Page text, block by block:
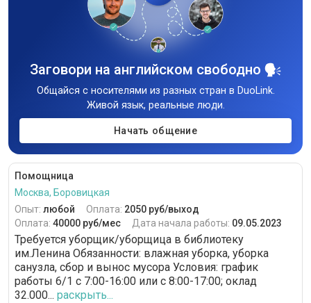
Заговори на английском свободно
Общайся с носителями из разных стран в DuoLink.
Живой язык, реальные люди.
Начать общение
Помощница
Москва, Боровицкая
Опыт: любой Оплата: 2050 руб/выход
Оплата: 40000 руб/мес Дата начала работы: 09.05.2023
Требуется уборщик/уборщица в библиотеку
им.Ленина Обязанности: влажная уборка, уборка
санузла, сбор и вынос мусора Условия: график
работы 6/1 с 7:00-16:00 или с 8:00-17:00; оклад
32.000... раскрыть...